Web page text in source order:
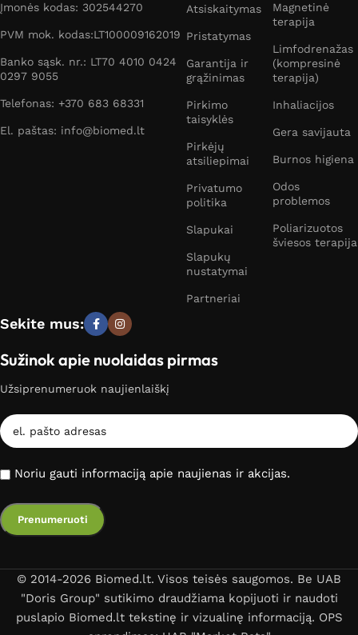
Įmonės kodas: 302544270
PVM mok. kodas:LT100009162019
Banko sąsk. nr.: LT70 4010 0424
0297 9055
Telefonas: +370 683 68331
El. paštas: info@biomed.lt
Atsiskaitymas
Pristatymas
Garantija ir
grąžinimas
Pirkimo
taisyklės
Pirkėjų
atsiliepimai
Privatumo
politika
Slapukai
Slapukų
nustatymai
Partneriai
Magnetinė
terapija
Limfodrenažas
(kompresinė
terapija)
Inhaliacijos
Gera savijauta
Burnos higiena
Odos
problemos
Poliarizuotos
šviesos terapija
Sekite mus:
Sužinok apie nuolaidas pirmas
Užsiprenumeruok naujienlaiškį
Noriu gauti informaciją apie naujienas ir akcijas.
© 2014-2026 Biomed.lt. Visos teisės saugomos. Be UAB
"Doris Group" sutikimo draudžiama kopijuoti ir naudoti
puslapio Biomed.lt tekstinę ir vizualinę informaciją. OPS